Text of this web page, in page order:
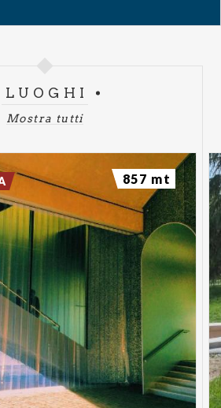
2026
Massarani, 6
LUOGHI
Mostra tutti
857 mt